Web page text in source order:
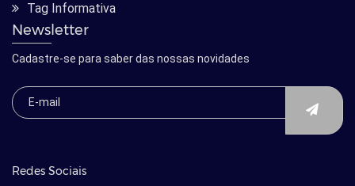
Tag Informativa
Newsletter
Cadastre-se para saber das nossas novidades
Redes Sociais